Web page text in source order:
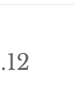
.12